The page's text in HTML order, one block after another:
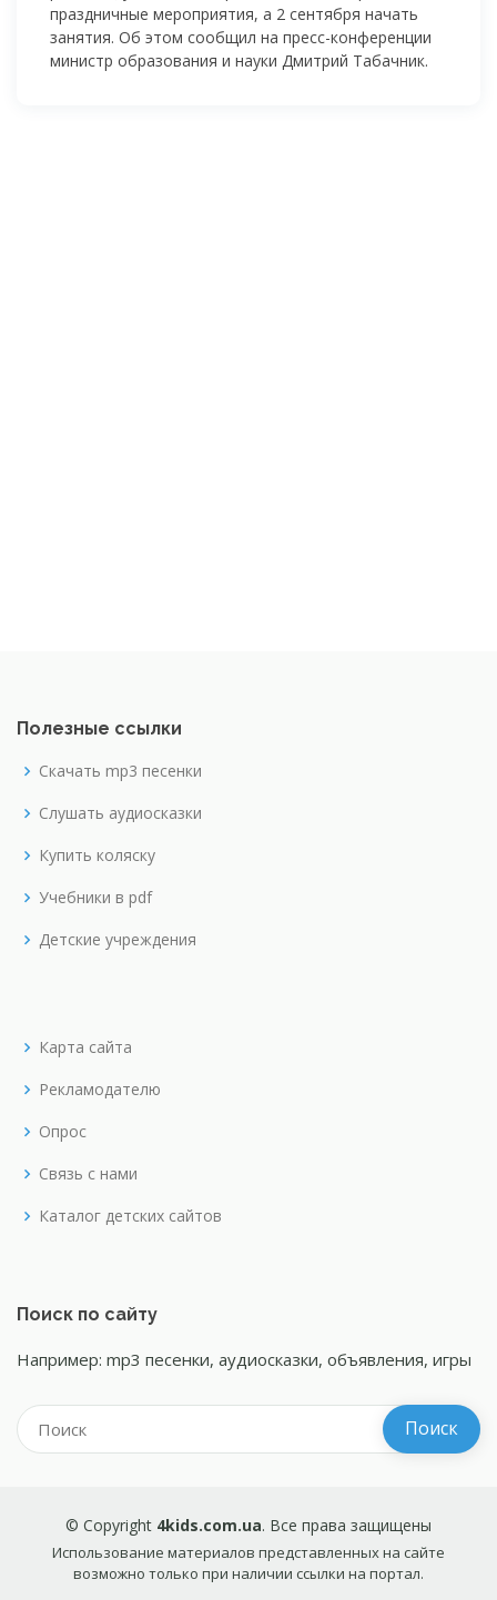
праздничные мероприятия, а 2 сентября начать
занятия. Об этом сообщил на пресс-конференции
министр образования и науки Дмитрий Табачник.
Полезные ссылки
Скачать mp3 песенки
Слушать аудиосказки
Купить коляску
Учебники в pdf
Детские учреждения
Карта сайта
Рекламодателю
Опрос
Связь с нами
Каталог детских сайтов
Поиск по сайту
Например: mp3 песенки, аудиосказки, объявления, игры
© Copyright 4kids.com.ua. Все права защищены
Использование материалов представленных на сайте
возможно только при наличии ссылки на портал.